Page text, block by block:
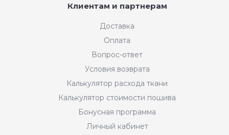
Клиентам и партнерам
Доставка
Оплата
Вопрос-ответ
Условия возврата
Калькулятор расхода ткани
Калькулятор стоимости пошива
Бонусная программа
Личный кабинет